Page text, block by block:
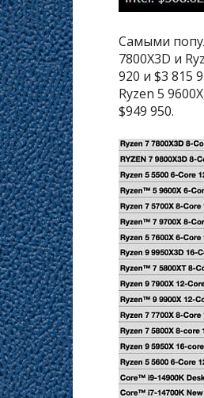
Самыми
7800X3D и
920 и $3 815
Ryzen 5
$949 950.